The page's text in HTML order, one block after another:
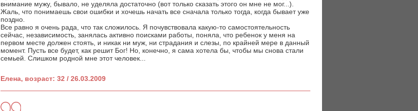
внимание мужу, бывало, не уделяла достаточно (вот только сказать этого он мне не мог...).
Жаль, что понимаешь свои ошибки и хочешь начать все сначала только тогда, когда бывает уже
поздно.
Все равно я очень рада, что так сложилось. Я почувствовала какую-то самостоятельность
сейчас, независимость, занялась активно поисками работы, поняла, что ребенок у меня на
первом месте должен стоять, и никак ни муж, ни страдания и слезы, по крайней мере в данный
момент. Пусть все будет, как решит Бог! Но, конечно, я сама хотела бы, чтобы мы снова стали
семьей. Слишком родной мне этот человек...
Елена, возраст: 32 / 26.03.2009